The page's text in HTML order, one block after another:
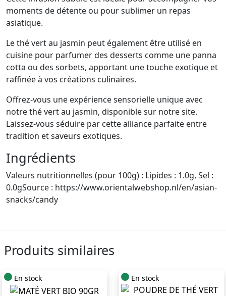
moments de détente ou pour sublimer un repas
asiatique.
Le thé vert au jasmin peut également être utilisé en
cuisine pour parfumer des desserts comme une panna
cotta ou des sorbets, apportant une touche exotique et
raffinée à vos créations culinaires.
Offrez-vous une expérience sensorielle unique avec
notre thé vert au jasmin, disponible sur notre site.
Laissez-vous séduire par cette alliance parfaite entre
tradition et saveurs exotiques.
Ingrédients
Valeurs nutritionnelles (pour 100g) : Lipides : 1.0g, Sel :
0.0gSource : https://www.orientalwebshop.nl/en/asian-
snacks/candy
Produits similaires
En stock En stock